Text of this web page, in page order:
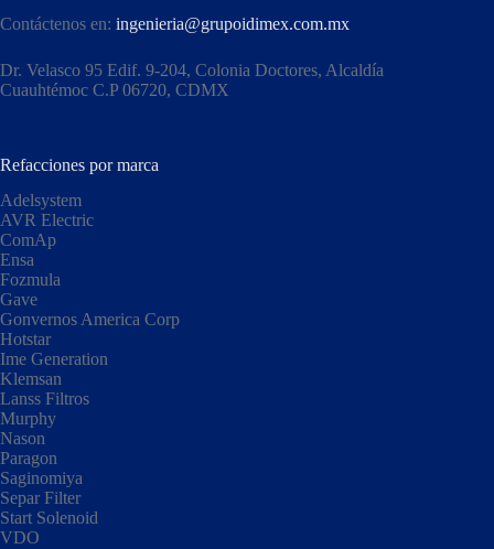
Contáctenos en: ingenieria@grupoidimex.com.mx
Dr. Velasco 95 Edif. 9-204, Colonia Doctores, Alcaldía
Cuauhtémoc C.P 06720, CDMX​
Refacciones por marca
Adelsystem
AVR Electric
ComAp
Ensa
Fozmula
Gave
Gonvernos America Corp
Hotstar
Ime Generation
Klemsan
Lanss Filtros
Murphy
Nason
Paragon
Saginomiya
Separ Filter
Start Solenoid
VDO